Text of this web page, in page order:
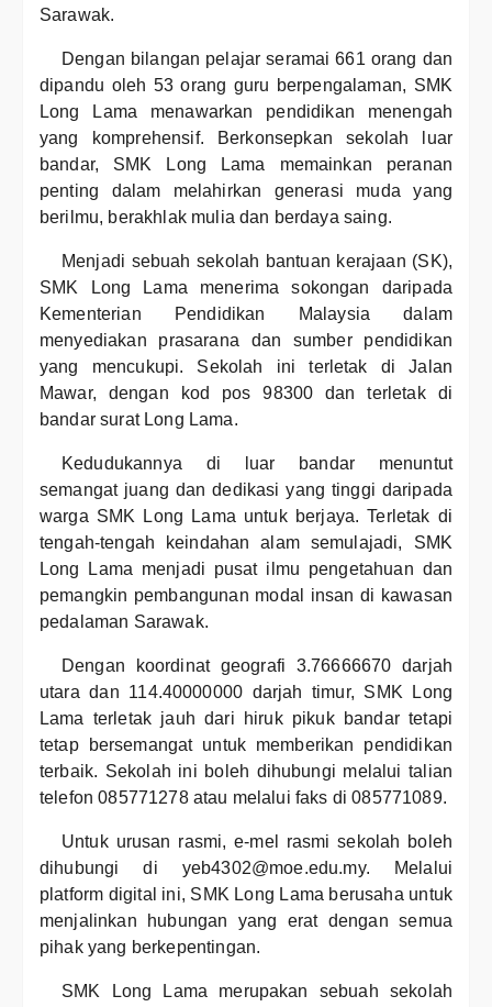
Sarawak.
Dengan bilangan pelajar seramai 661 orang dan
dipandu oleh 53 orang guru berpengalaman, SMK
Long Lama menawarkan pendidikan menengah
yang komprehensif. Berkonsepkan sekolah luar
bandar, SMK Long Lama memainkan peranan
penting dalam melahirkan generasi muda yang
berilmu, berakhlak mulia dan berdaya saing.
Menjadi sebuah sekolah bantuan kerajaan (SK),
SMK Long Lama menerima sokongan daripada
Kementerian Pendidikan Malaysia dalam
menyediakan prasarana dan sumber pendidikan
yang mencukupi. Sekolah ini terletak di Jalan
Mawar, dengan kod pos 98300 dan terletak di
bandar surat Long Lama.
Kedudukannya di luar bandar menuntut
semangat juang dan dedikasi yang tinggi daripada
warga SMK Long Lama untuk berjaya. Terletak di
tengah-tengah keindahan alam semulajadi, SMK
Long Lama menjadi pusat ilmu pengetahuan dan
pemangkin pembangunan modal insan di kawasan
pedalaman Sarawak.
Dengan koordinat geografi 3.76666670 darjah
utara dan 114.40000000 darjah timur, SMK Long
Lama terletak jauh dari hiruk pikuk bandar tetapi
tetap bersemangat untuk memberikan pendidikan
terbaik. Sekolah ini boleh dihubungi melalui talian
telefon 085771278 atau melalui faks di 085771089.
Untuk urusan rasmi, e-mel rasmi sekolah boleh
dihubungi di yeb4302@moe.edu.my. Melalui
platform digital ini, SMK Long Lama berusaha untuk
menjalinkan hubungan yang erat dengan semua
pihak yang berkepentingan.
SMK Long Lama merupakan sebuah sekolah